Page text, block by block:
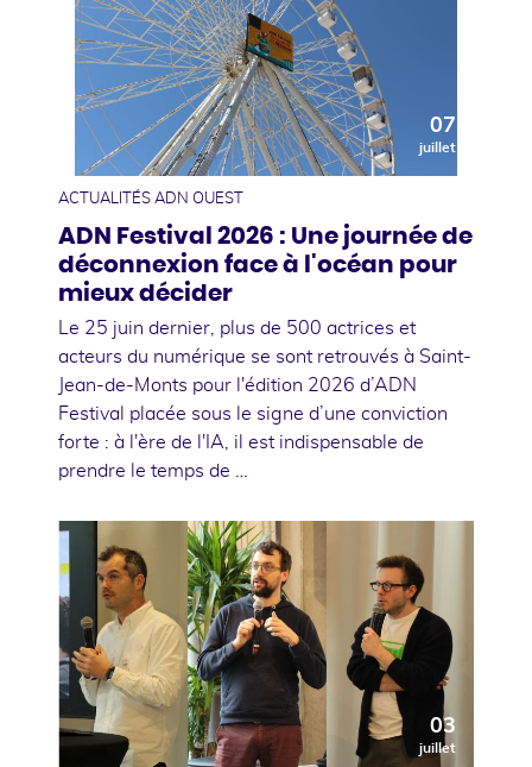
07
juillet
ACTUALITÉS ADN OUEST
ADN Festival 2026 : Une journée de
déconnexion face à l'océan pour
mieux décider
Le 25 juin dernier, plus de 500 actrices et
acteurs du numérique se sont retrouvés à Saint-
Jean-de-Monts pour l'édition 2026 d’ADN
Festival placée sous le signe d’une conviction
forte : à l'ère de l'IA, il est indispensable de
prendre le temps de …
03
juillet